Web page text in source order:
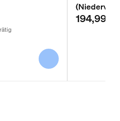
(Niedervolt)
194,99 €